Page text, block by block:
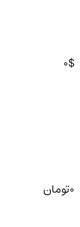
0$
0تومان